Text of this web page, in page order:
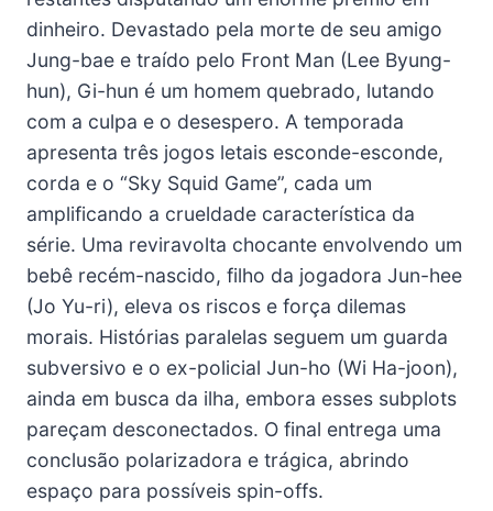
dinheiro. Devastado pela morte de seu amigo
Jung-bae e traído pelo Front Man (Lee Byung-
hun), Gi-hun é um homem quebrado, lutando
com a culpa e o desespero. A temporada
apresenta três jogos letais esconde-esconde,
corda e o “Sky Squid Game”, cada um
amplificando a crueldade característica da
série. Uma reviravolta chocante envolvendo um
bebê recém-nascido, filho da jogadora Jun-hee
(Jo Yu-ri), eleva os riscos e força dilemas
morais. Histórias paralelas seguem um guarda
subversivo e o ex-policial Jun-ho (Wi Ha-joon),
ainda em busca da ilha, embora esses subplots
pareçam desconectados. O final entrega uma
conclusão polarizadora e trágica, abrindo
espaço para possíveis spin-offs.